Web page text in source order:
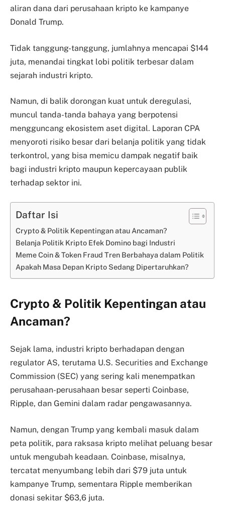
aliran dana dari perusahaan kripto ke kampanye
Donald Trump.
Tidak tanggung-tanggung, jumlahnya mencapai $144
juta, menandai tingkat lobi politik terbesar dalam
sejarah industri kripto.
Namun, di balik dorongan kuat untuk deregulasi,
muncul tanda-tanda bahaya yang berpotensi
mengguncang ekosistem aset digital. Laporan CPA
menyoroti risiko besar dari belanja politik yang tidak
terkontrol, yang bisa memicu dampak negatif baik
bagi industri kripto maupun kepercayaan publik
terhadap sektor ini.
Daftar Isi
Crypto & Politik Kepentingan atau Ancaman?
Belanja Politik Kripto Efek Domino bagi Industri
Meme Coin & Token Fraud Tren Berbahaya dalam Politik
Apakah Masa Depan Kripto Sedang Dipertaruhkan?
Crypto & Politik Kepentingan atau
Ancaman?
Sejak lama, industri kripto berhadapan dengan
regulator AS, terutama U.S. Securities and Exchange
Commission (SEC) yang sering kali menempatkan
perusahaan-perusahaan besar seperti Coinbase,
Ripple, dan Gemini dalam radar pengawasannya.
Namun, dengan Trump yang kembali masuk dalam
peta politik, para raksasa kripto melihat peluang besar
untuk mengubah keadaan. Coinbase, misalnya,
tercatat menyumbang lebih dari $79 juta untuk
kampanye Trump, sementara Ripple memberikan
donasi sekitar $63,6 juta.